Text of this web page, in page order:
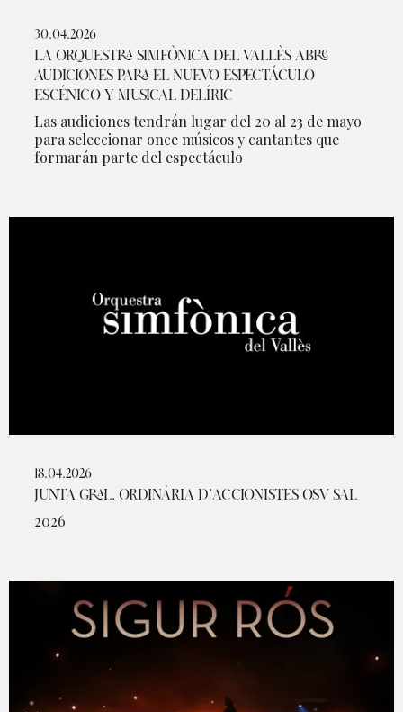
30.04.2026
LA ORQUESTRA SIMFÒNICA DEL VALLÈS ABRE
AUDICIONES PARA EL NUEVO ESPECTÁCULO
ESCÉNICO Y MUSICAL DELÍRIC
Las audiciones tendrán lugar del 20 al 23 de mayo
para seleccionar once músicos y cantantes que
formarán parte del espectáculo
18.04.2026
JUNTA GRAL. ORDINÀRIA D’ACCIONISTES OSV SAL
2026